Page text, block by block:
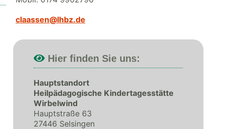
claassen@lhbz.de
Hier finden Sie uns:
Hauptstandort
Heilpädagogische Kindertagesstätte
Wirbelwind
Hauptstraße 63
27446 Selsingen